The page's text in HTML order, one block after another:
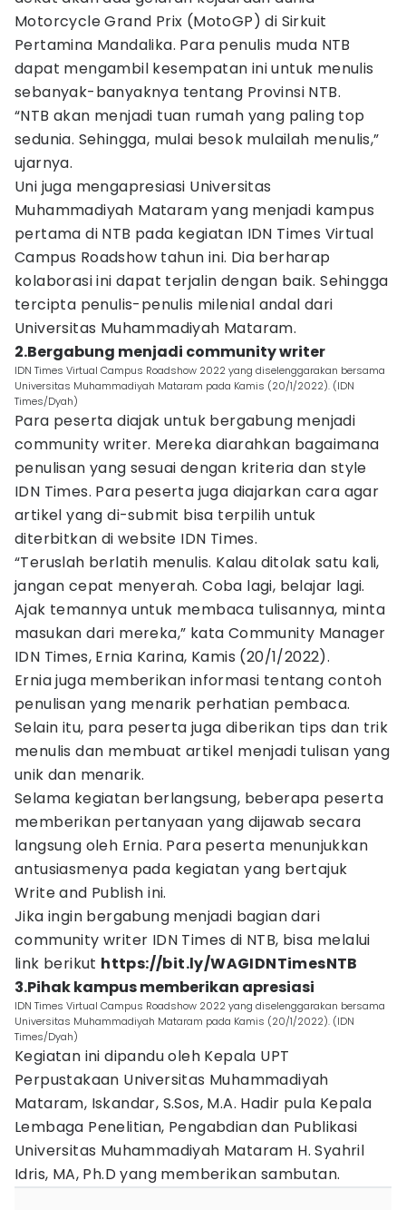
Motorcycle Grand Prix (MotoGP) di Sirkuit
Pertamina Mandalika. Para penulis muda NTB
dapat mengambil kesempatan ini untuk menulis
sebanyak-banyaknya tentang Provinsi NTB.
“NTB akan menjadi tuan rumah yang paling top
sedunia. Sehingga, mulai besok mulailah menulis,”
ujarnya.
Uni juga mengapresiasi Universitas
Muhammadiyah Mataram yang menjadi kampus
pertama di NTB pada kegiatan IDN Times Virtual
Campus Roadshow tahun ini. Dia berharap
kolaborasi ini dapat terjalin dengan baik. Sehingga
tercipta penulis-penulis milenial andal dari
Universitas Muhammadiyah Mataram.
2.Bergabung menjadi community writer
IDN Times Virtual Campus Roadshow 2022 yang diselenggarakan bersama
Universitas Muhammadiyah Mataram pada Kamis (20/1/2022). (IDN
Times/Dyah)
Para peserta diajak untuk bergabung menjadi
community writer. Mereka diarahkan bagaimana
penulisan yang sesuai dengan kriteria dan style
IDN Times. Para peserta juga diajarkan cara agar
artikel yang di-submit bisa terpilih untuk
diterbitkan di website IDN Times.
“Teruslah berlatih menulis. Kalau ditolak satu kali,
jangan cepat menyerah. Coba lagi, belajar lagi.
Ajak temannya untuk membaca tulisannya, minta
masukan dari mereka,” kata Community Manager
IDN Times, Ernia Karina, Kamis (20/1/2022).
Ernia juga memberikan informasi tentang contoh
penulisan yang menarik perhatian pembaca.
Selain itu, para peserta juga diberikan tips dan trik
menulis dan membuat artikel menjadi tulisan yang
unik dan menarik.
Selama kegiatan berlangsung, beberapa peserta
memberikan pertanyaan yang dijawab secara
langsung oleh Ernia. Para peserta menunjukkan
antusiasmenya pada kegiatan yang bertajuk
Write and Publish ini.
Jika ingin bergabung menjadi bagian dari
community writer IDN Times di NTB, bisa melalui
link berikut https://bit.ly/WAGIDNTimesNTB
3.Pihak kampus memberikan apresiasi
IDN Times Virtual Campus Roadshow 2022 yang diselenggarakan bersama
Universitas Muhammadiyah Mataram pada Kamis (20/1/2022). (IDN
Times/Dyah)
Kegiatan ini dipandu oleh Kepala UPT
Perpustakaan Universitas Muhammadiyah
Mataram, Iskandar, S.Sos, M.A. Hadir pula Kepala
Lembaga Penelitian, Pengabdian dan Publikasi
Universitas Muhammadiyah Mataram H. Syahril
Idris, MA, Ph.D yang memberikan sambutan.